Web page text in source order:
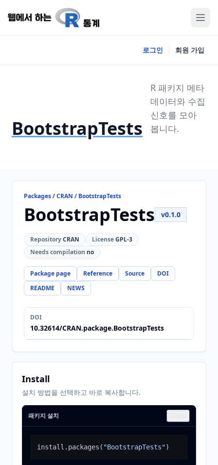
로그인 회원 가입
BootstrapTests
R 패키지 메타
데이터와 수집
신호를 모아
봅니다.
Packages / CRAN / BootstrapTests
BootstrapTests v0.1.0
RepositoryCRAN LicenseGPL-3
Needs compilation no
Package page Reference Source
DOI
README
NEWS
DOI
10.32614/CRAN.package.BootstrapTests
Install
설치 방법을 선택하고 바로 복사합니다.
패키지 설치
install.packages ( "BootstrapTests")